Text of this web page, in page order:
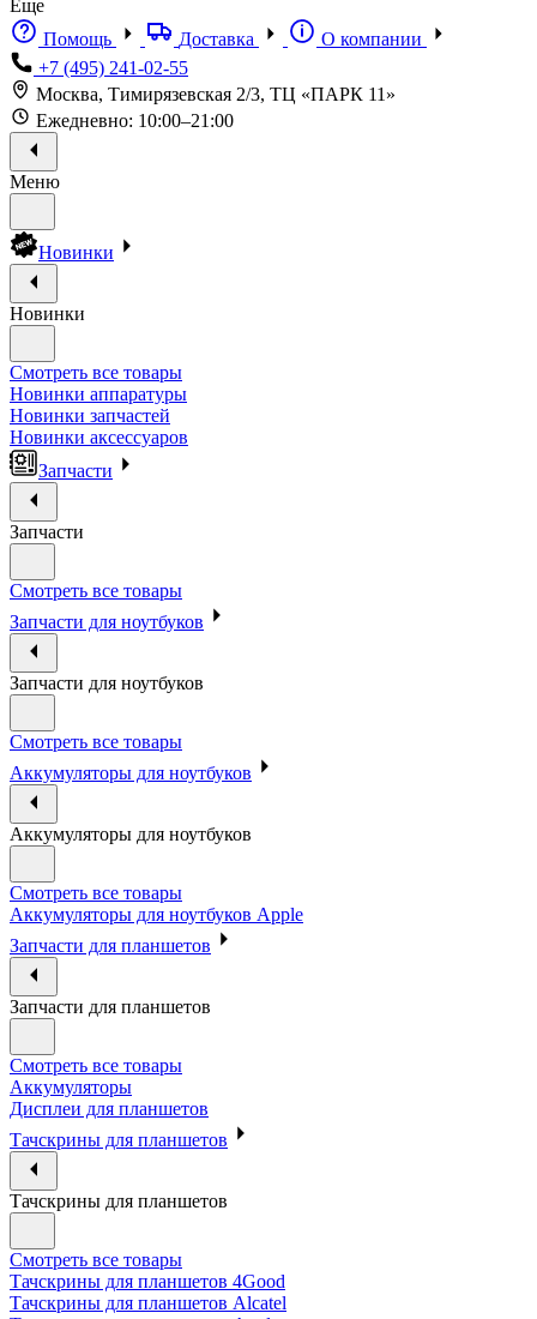
Еще
Помощь
Доставка
О компании
+7 (495) 241-02-55
Москва, Тимирязевская 2/3, ТЦ «ПАРК 11»
Ежедневно: 10:00–21:00
Меню
Новинки
Новинки
Смотреть все товары
Новинки аппаратуры
Новинки запчастей
Новинки аксессуаров
Запчасти
Запчасти
Смотреть все товары
Запчасти для ноутбуков
Запчасти для ноутбуков
Смотреть все товары
Аккумуляторы для ноутбуков
Аккумуляторы для ноутбуков
Смотреть все товары
Аккумуляторы для ноутбуков Apple
Запчасти для планшетов
Запчасти для планшетов
Смотреть все товары
Аккумуляторы
Дисплеи для планшетов
Тачскрины для планшетов
Тачскрины для планшетов
Смотреть все товары
Тачскрины для планшетов 4Good
Тачскрины для планшетов Alcatel